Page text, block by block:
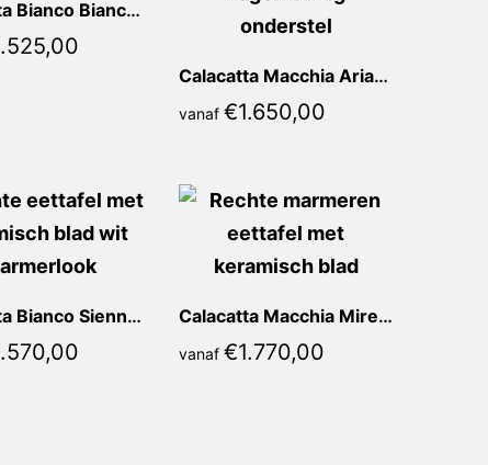
Calacatta Bianco Bianca Rond
vanaf€1.650,00
vanaf€1.770,00